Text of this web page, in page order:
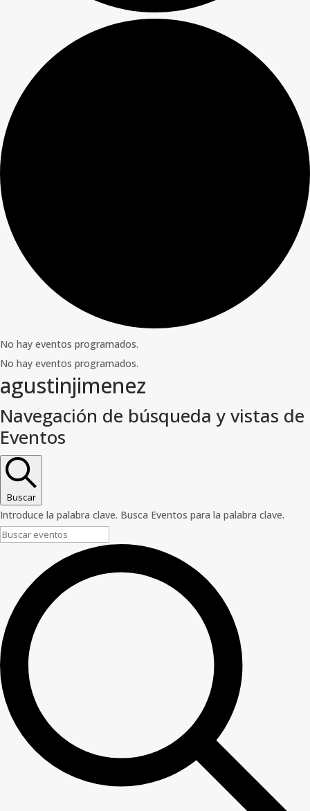
No hay eventos programados.
No hay eventos programados.
agustinjimenez
Navegación de búsqueda y vistas de
Eventos
Buscar
Introduce la palabra clave. Busca Eventos para la palabra clave.